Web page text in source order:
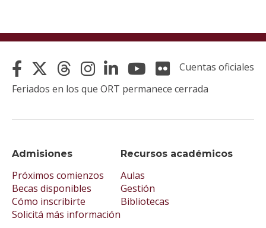
Admisiones
Próximos comienzos
Becas disponibles
Cómo inscribirte
Solicitá más información
Recursos académicos
Aulas
Gestión
Bibliotecas
Cuentas oficiales
Feriados en los que ORT permanece cerrada